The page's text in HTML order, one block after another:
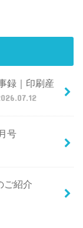
録｜印刷産
号
ご紹介